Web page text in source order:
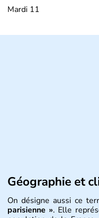
Mardi 11
Géographie et
On désigne aussi ce
parisienne ». Elle